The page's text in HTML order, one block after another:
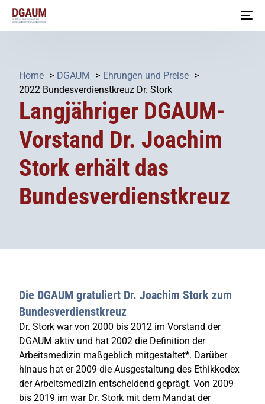
Home DGAUM
Ehrungen und Preise
2022 Bundesverdienstkreuz Dr. Stork
Langjähriger DGAUM-
Vorstand Dr. Joachim
Stork erhält das
Bundesverdienstkreuz
Die DGAUM gratuliert Dr. Joachim Stork zum
Bundesverdienstkreuz
Dr. Stork war von 2000 bis 2012 im Vorstand der
DGAUM aktiv und hat 2002 die Definition der
Arbeitsmedizin maßgeblich mitgestaltet*. Darüber
hinaus hat er 2009 die Ausgestaltung des Ethikkodex
der Arbeitsmedizin entscheidend geprägt. Von 2009
bis 2019 im war Dr. Stork mit dem Mandat der